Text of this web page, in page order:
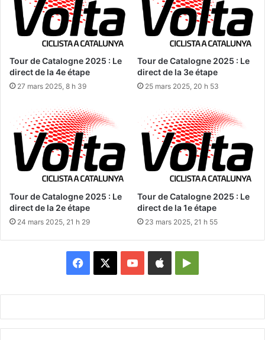
Tour de Catalogne 2025 : Le
direct de la 4e étape
27 mars 2025, 8 h 39
Tour de Catalogne 2025 : Le
direct de la 3e étape
25 mars 2025, 20 h 53
Tour de Catalogne 2025 : Le
direct de la 2e étape
24 mars 2025, 21 h 29
Tour de Catalogne 2025 : Le
direct de la 1e étape
23 mars 2025, 21 h 55
Facebook YouTubeAppleGoogle